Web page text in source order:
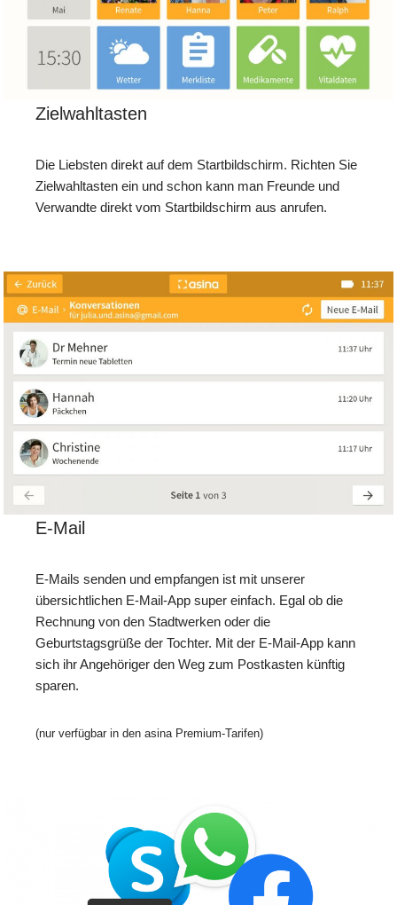
Zielwahltasten
Die Liebsten direkt auf dem Startbildschirm. Richten Sie
Zielwahltasten ein und schon kann man Freunde und
Verwandte direkt vom Startbildschirm aus anrufen.
E-Mail
E-Mails senden und empfangen ist mit unserer
übersichtlichen E-Mail-App super einfach. Egal ob die
Rechnung von den Stadtwerken oder die
Geburtstagsgrüße der Tochter. Mit der E-Mail-App kann
sich ihr Angehöriger den Weg zum Postkasten künftig
sparen.
(nur verfügbar in den asina Premium-Tarifen)